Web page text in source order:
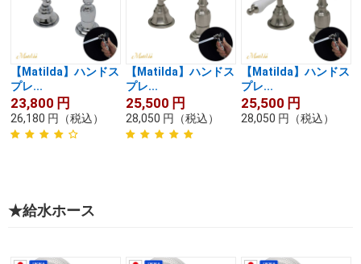
【Matilda】ハンドス
プレ...
23,800 円
26,180 円 （税込）
【Matilda】ハンドス
プレ...
25,500 円
28,050 円 （税込）
【Matilda】ハンドス
プレ...
25,500 円
28,050 円 （税込）
★給水ホース